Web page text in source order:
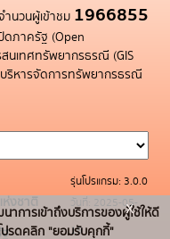
ำนวนผู้เข้าชม 1966855
ดภาครัฐ (Open
นเทศทรัพยากรธรณี (GIS
บริหารจัดการทรัพยากรธรณี
ห่งชาติ
รุ่นโปรแกรม: 3.0.0
วันที่: 2025-05-
19
าการเข้าถึงบริการของผู้ใช้ให้ดี
ปรดคลิก "ยอมรับคุกกี้"
x